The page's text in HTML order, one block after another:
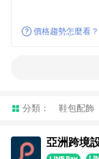
價格趨勢怎麼看？
分類： 鞋包配飾
亞洲跨境